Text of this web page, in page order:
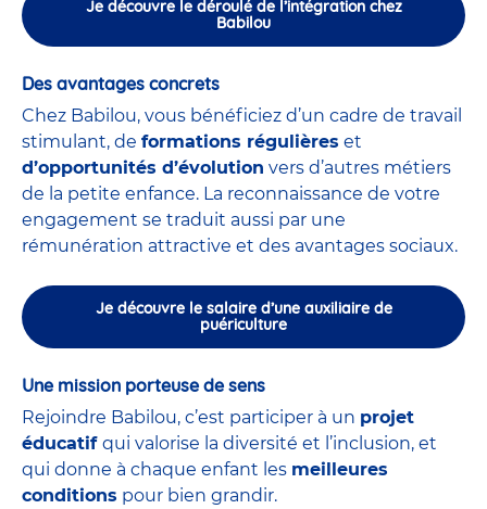
Je découvre le déroulé de l’intégration chez
Babilou
Des avantages concrets
Chez Babilou, vous bénéficiez d’un cadre de travail
stimulant, de formations régulières et
d’opportunités d’évolution vers d’autres métiers
de la petite enfance. La reconnaissance de votre
engagement se traduit aussi par une
rémunération attractive et des avantages sociaux.
Je découvre le salaire d’une auxiliaire de
puériculture
Une mission porteuse de sens
Rejoindre Babilou, c’est participer à un projet
éducatif qui valorise la diversité et l’inclusion, et
qui donne à chaque enfant les meilleures
conditions pour bien grandir.